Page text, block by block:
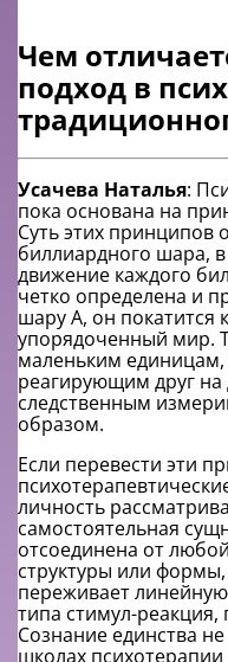
Чем
подход в
Усачева Наталья:
пока основана на
Суть этих принципов
биллиардного шара,
движение каждого
четко определена и
шару А, он покатится
упорядоченный мир.
маленьким
реагирующим друг на
следственным
образом.
Если перевести эти
личность
самостоятельная
отсоединена от
структуры или
переживает
типа стимул-реакция,
Сознание единства
школах